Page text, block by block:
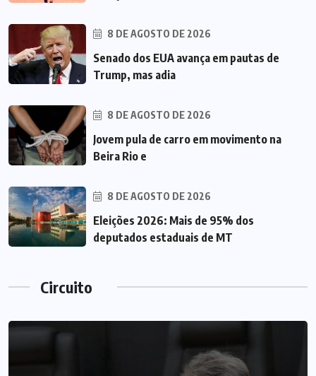
8 DE AGOSTO DE 2026
Senado dos EUA avança em pautas de
Trump, mas adia
8 DE AGOSTO DE 2026
Jovem pula de carro em movimento na
Beira Rio e
8 DE AGOSTO DE 2026
Eleições 2026: Mais de 95% dos
deputados estaduais de MT
Circuito